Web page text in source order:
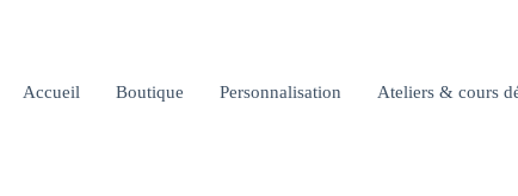
Accueil Boutique Personnalisation Ateliers & cours